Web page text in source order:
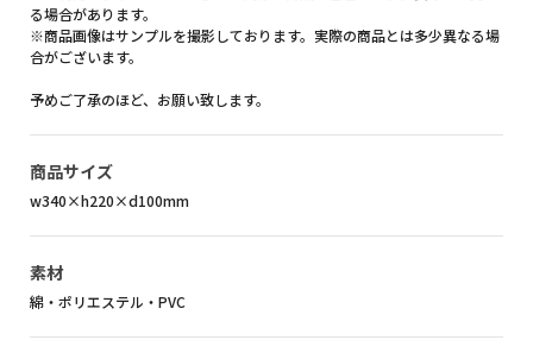
る場合があります。
※商品画像はサンプルを撮影しております。実際の商品とは多少異なる場
合がございます。
予めご了承のほど、お願い致します。
商品サイズ
w340×h220×d100mm
素材
綿・ポリエステル・PVC